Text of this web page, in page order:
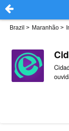
Brazil > Maranhão >